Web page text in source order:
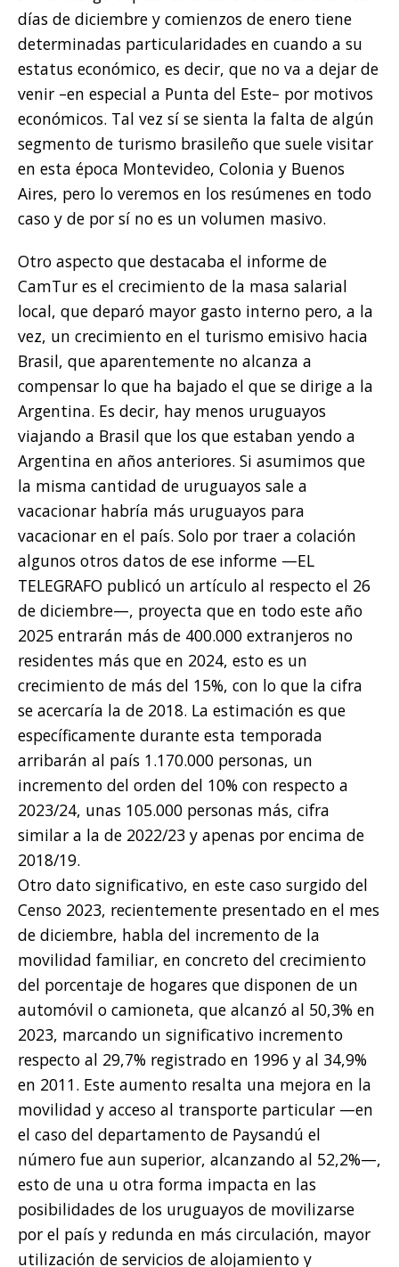
días de diciembre y comienzos de enero tiene
determinadas particularidades en cuando a su
estatus económico, es decir, que no va a dejar de
venir –en especial a Punta del Este– por motivos
económicos. Tal vez sí se sienta la falta de algún
segmento de turismo brasileño que suele visitar
en esta época Montevideo, Colonia y Buenos
Aires, pero lo veremos en los resúmenes en todo
caso y de por sí no es un volumen masivo.
Otro aspecto que destacaba el informe de
CamTur es el crecimiento de la masa salarial
local, que deparó mayor gasto interno pero, a la
vez, un crecimiento en el turismo emisivo hacia
Brasil, que aparentemente no alcanza a
compensar lo que ha bajado el que se dirige a la
Argentina. Es decir, hay menos uruguayos
viajando a Brasil que los que estaban yendo a
Argentina en años anteriores. Si asumimos que
la misma cantidad de uruguayos sale a
vacacionar habría más uruguayos para
vacacionar en el país. Solo por traer a colación
algunos otros datos de ese informe —EL
TELEGRAFO publicó un artículo al respecto el 26
de diciembre—, proyecta que en todo este año
2025 entrarán más de 400.000 extranjeros no
residentes más que en 2024, esto es un
crecimiento de más del 15%, con lo que la cifra
se acercaría la de 2018. La estimación es que
específicamente durante esta temporada
arribarán al país 1.170.000 personas, un
incremento del orden del 10% con respecto a
2023/24, unas 105.000 personas más, cifra
similar a la de 2022/23 y apenas por encima de
2018/19.
Otro dato significativo, en este caso surgido del
Censo 2023, recientemente presentado en el mes
de diciembre, habla del incremento de la
movilidad familiar, en concreto del crecimiento
del porcentaje de hogares que disponen de un
automóvil o camioneta, que alcanzó al 50,3% en
2023, marcando un significativo incremento
respecto al 29,7% registrado en 1996 y al 34,9%
en 2011. Este aumento resalta una mejora en la
movilidad y acceso al transporte particular —en
el caso del departamento de Paysandú el
número fue aun superior, alcanzando al 52,2%—,
esto de una u otra forma impacta en las
posibilidades de los uruguayos de movilizarse
por el país y redunda en más circulación, mayor
utilización de servicios de alojamiento y